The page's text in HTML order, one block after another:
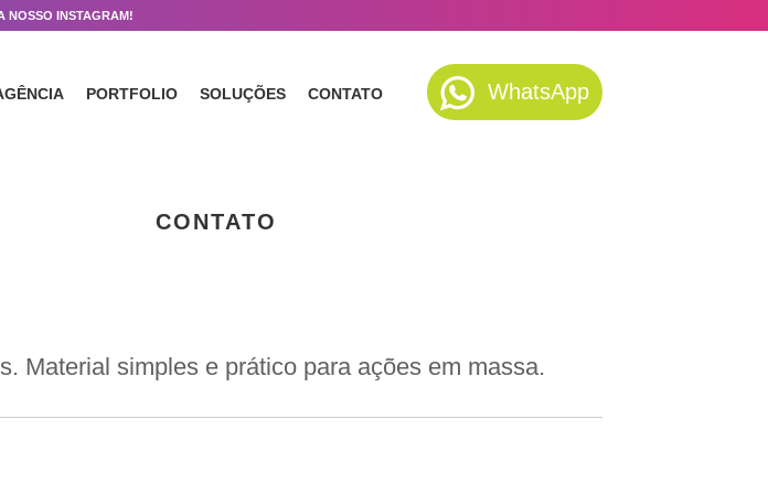
NOSSO INSTAGRAM!
WhatsApp
CONTATO
PORTFOLIO SOLUÇÕES CONTATO
Material simples e prático para ações em massa.